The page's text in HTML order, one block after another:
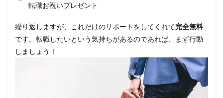
転職お祝いプレゼント
繰り返しますが、これだけのサポートをしてくれて完全無料
です。転職したいという気持ちがあるのであれば、まず行動
しましょう！